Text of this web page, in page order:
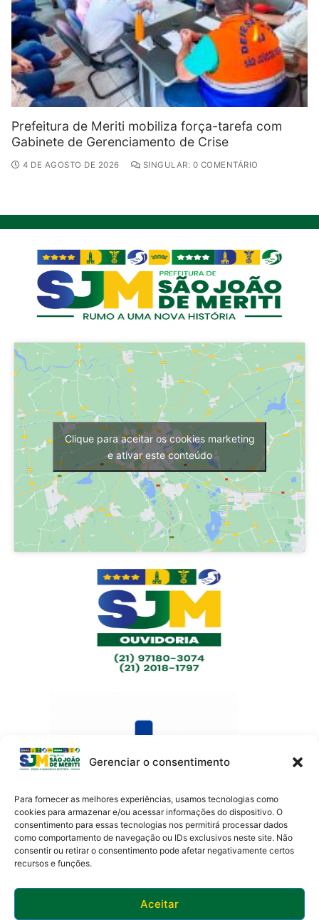
Gerenciar o consentimento
Para fornecer as melhores experiências, usamos tecnologias como
cookies para armazenar e/ou acessar informações do dispositivo. O
consentimento para essas tecnologias nos permitirá processar dados
como comportamento de navegação ou IDs exclusivos neste site. Não
consentir ou retirar o consentimento pode afetar negativamente certos
recursos e funções.
Aceitar
Prefeitura de Meriti mobiliza força-tarefa com
Gabinete de Gerenciamento de Crise
4 DE AGOSTO DE 2026 SINGULAR: 0 COMENTÁRIO
Clique para aceitar os cookies marketing
e ativar este conteúdo
Av. Presidente Lincoln, 899 – Jardim Meriti
São João de Meriti – RJ CEP
25555-201
Horário de funcionamento: 8:30h às 17:30h